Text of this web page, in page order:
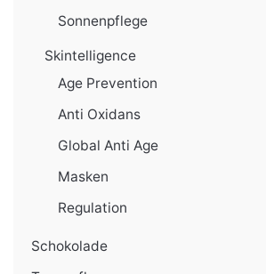
Sonnenpflege
Skintelligence
Age Prevention
Anti Oxidans
Global Anti Age
Masken
Regulation
Schokolade